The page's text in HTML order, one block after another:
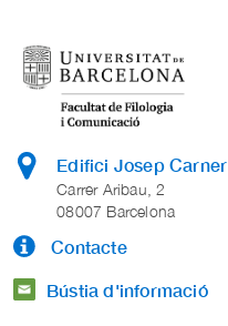
Edifici Josep Carner
Carrer Aribau, 2
08007 Barcelona
Contacte
Bústia d'informació